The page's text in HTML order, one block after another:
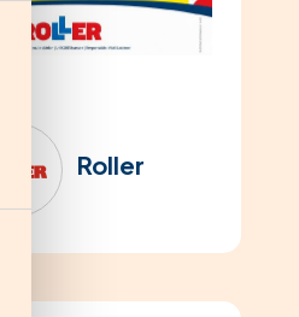
Roller